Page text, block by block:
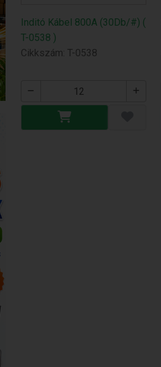
Inditó Kábel 800A (30Db/#) (
T-0538 )
Cikkszám: T-0538